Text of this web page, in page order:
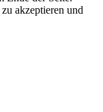
akzeptieren und